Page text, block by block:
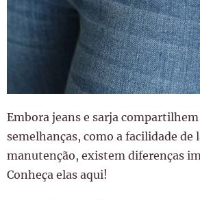
Embora jeans e sarja
semelhanças, como a facilidade de
manutenção, existem diferenças
Conheça elas aqui!